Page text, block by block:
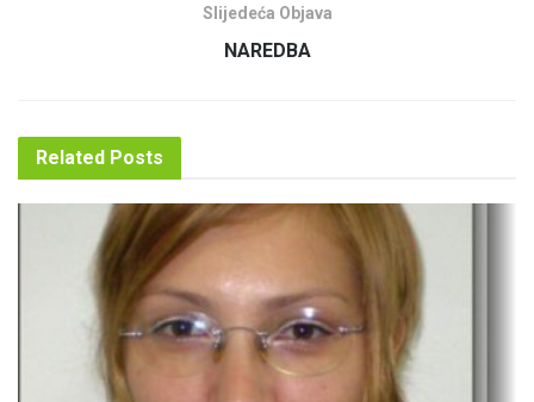
Slijedeća Objava
NAREDBA
Related Posts